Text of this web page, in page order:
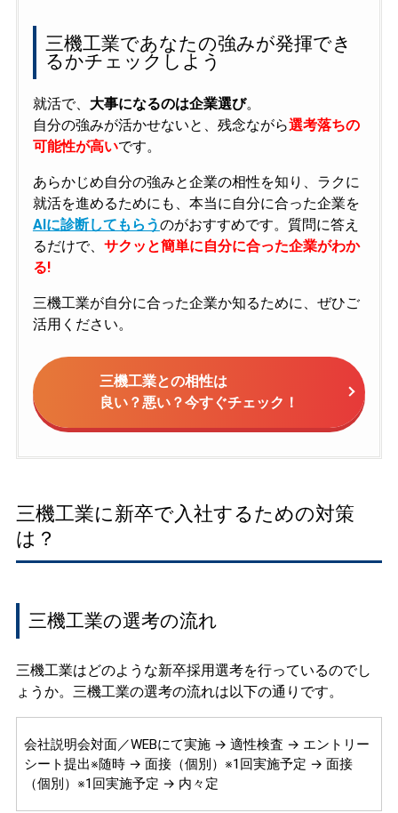
三機工業であなたの強みが発揮でき
るかチェックしよう
就活で、 大事になるのは企業選び。
自分の強みが活かせないと、残念ながら選考落ちの
可能性が高いです。
あらかじめ自分の強みと企業の相性を知り、ラクに
就活を進めるためにも、本当に自分に合った企業を
AIに診断してもらうのがおすすめです。質問に答え
るだけで、 サクッと簡単に自分に合った企業がわか
る!
三機工業が自分に合った企業か知るために、ぜひご
活用ください。
三機工業との相性は
良い？悪い？今すぐチェック！
三機工業に新卒で入社するための対策
は？
三機工業の選考の流れ
三機工業はどのような新卒採用選考を行っているのでし
ょうか。三機工業の選考の流れは以下の通りです。
会社説明会対面／WEBにて実施 → 適性検査 → エントリー
シート提出※随時 → 面接（個別）※1回実施予定 → 面接
（個別）※1回実施予定 → 内々定